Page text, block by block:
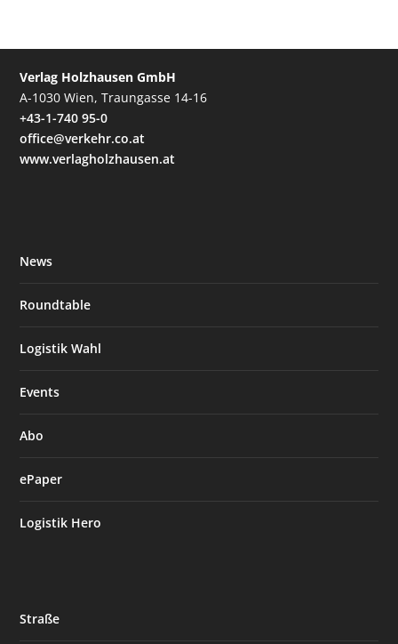
Verlag Holzhausen GmbH
A-1030 Wien, Traungasse 14-16
+43-1-740 95-0
office@verkehr.co.at
www.verlagholzhausen.at
News
Roundtable
Logistik Wahl
Events
Abo
ePaper
Logistik Hero
Straße